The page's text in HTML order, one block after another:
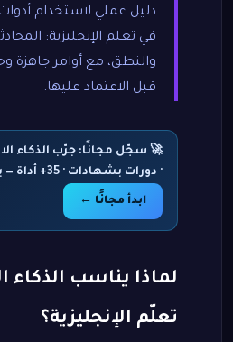
دليل عملي لاستخدام
في تعلم الإنجليزية:
والنطق، مع أوامر جاهزة
قبل الاعتماد عليها.
🚀 سجّل مجانًا: جرّب الذكاء
· دورات بشهادات · 35+ أداة — بلا بطاقة
ابدأ مجانًا ←
لماذا يناسب الذكاء
تعلّم الإنجليزية؟